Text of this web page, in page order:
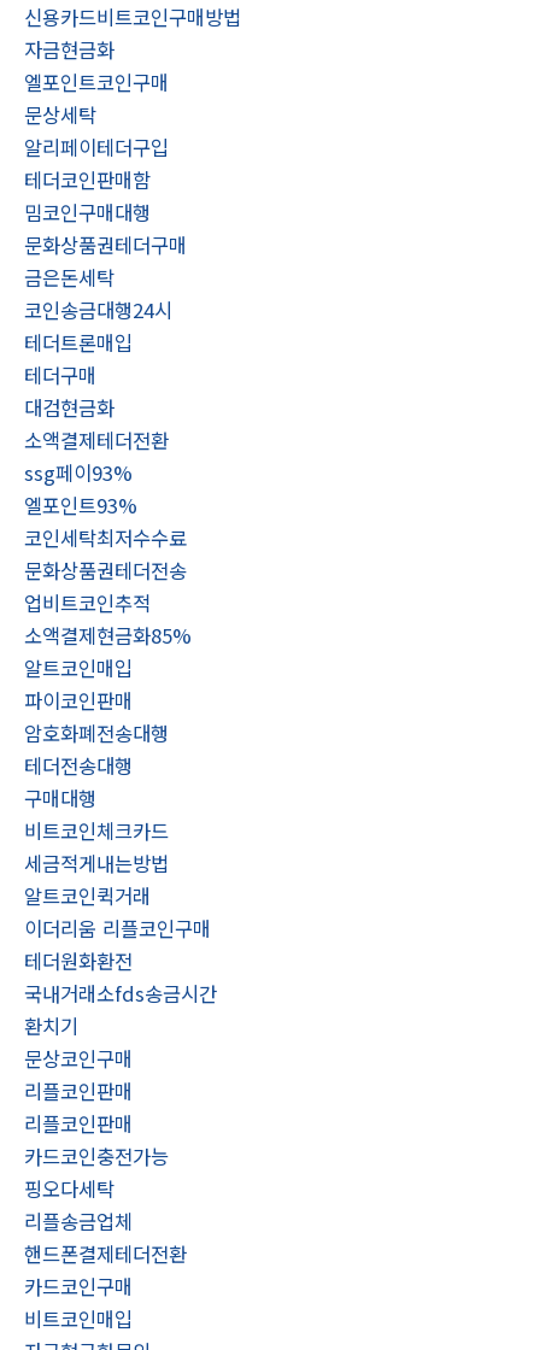
신용카드비트코인구매방법
자금현금화
엘포인트코인구매
문상세탁
알리페이테더구입
테더코인판매함
밈코인구매대행
문화상품권테더구매
금은돈세탁
코인송금대행24시
테더트론매입
테더구매
대검현금화
소액결제테더전환
ssg페이93%
엘포인트93%
코인세탁최저수수료
문화상품권테더전송
업비트코인추적
소액결제현금화85%
알트코인매입
파이코인판매
암호화폐전송대행
테더전송대행
구매대행
비트코인체크카드
세금적게내는방법
알트코인퀵거래
이더리움 리플코인구매
테더원화환전
국내거래소fds송금시간
환치기
문상코인구매
리플코인판매
리플코인판매
카드코인충전가능
핑오다세탁
리플송금업체
핸드폰결제테더전환
카드코인구매
비트코인매입